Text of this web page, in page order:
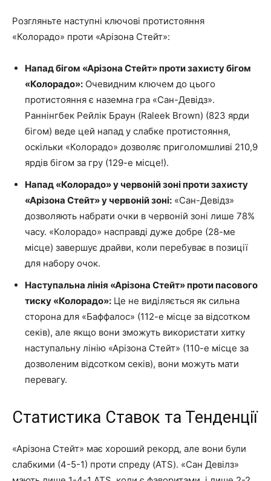
Розгляньте наступні ключові протистояння
«Колорадо» проти «Арізона Стейт»:
Напад бігом «Арізона Стейт» проти захисту бігом
«Колорадо»: Очевидним ключем до цього
протистояння є наземна гра «Сан-Девідз».
Раннінгбек Рейлік Браун (Raleek Brown) (823 ярди
бігом) веде цей напад у слабке протистояння,
оскільки «Колорадо» дозволяє приголомшливі 210,9
ярдів бігом за гру (129-е місце!).
Напад «Колорадо» у червоній зоні проти захисту
«Арізона Стейт» у червоній зоні: «Сан-Девідз»
дозволяють набрати очки в червоній зоні лише 78%
часу. «Колорадо» насправді дуже добре (28-ме
місце) завершує драйви, коли перебуває в позиції
для набору очок.
Наступальна лінія «Арізона Стейт» проти пасового
тиску «Колорадо»: Це не виділяється як сильна
сторона для «Баффалос» (112-е місце за відсотком
секів), але якщо вони зможуть використати хитку
наступальну лінію «Арізона Стейт» (110-е місце за
дозволеним відсотком секів), вони можуть мати
перевагу.
Статистика Ставок та Тенденції
«Арізона Стейт» має хороший рекорд, але вони були
слабкими (4-5-1) проти спреду (ATS). «Сан Девілз»